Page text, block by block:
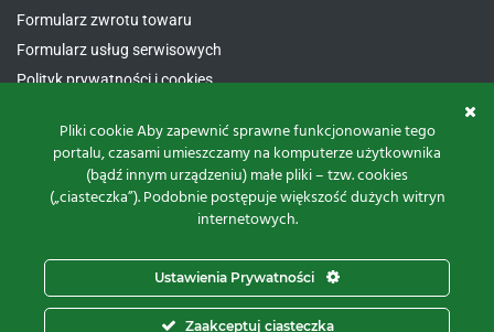
Formularz zwrotu towaru
Formularz usług serwisowych
Polityk prywatności i cookies
Kontakt
Proxima Spółka Jawna W.M. Fredrych, M. Fredrych
NIP:9561939535
REGON:
KRS:
Pliki cookie Aby zapewnić sprawne funkcjonowanie tego
portalu, czasami umieszczamy na komputerze użytkownika
(bądź innym urządzeniu) małe pliki – tzw. cookies
(„ciasteczka”). Podobnie postępuje większość dużych witryn
internetowych.
Zaakceptuj ciasteczka
Ustawienia Prywatności